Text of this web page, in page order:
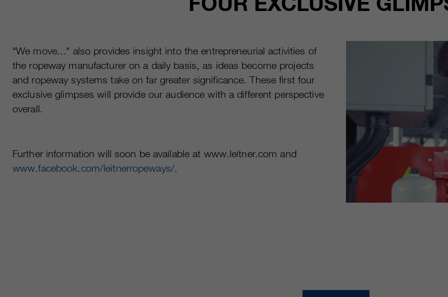
“We move..." also provides insight into the entrepreneurial activities of
the ropeway manufacturer on a daily basis, as ideas become projects
and ropeway systems take on far greater significance. These first four
exclusive glimpses will provide our audience with a different perspective
overall.
Further information will soon be available at www.leitner.com and
www.facebook.com/leitnerropeways/.